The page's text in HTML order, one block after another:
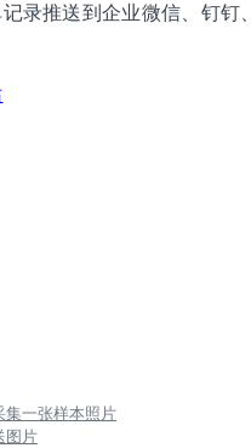
记录推送到企业微信、钉钉
集一张样本照片
图片